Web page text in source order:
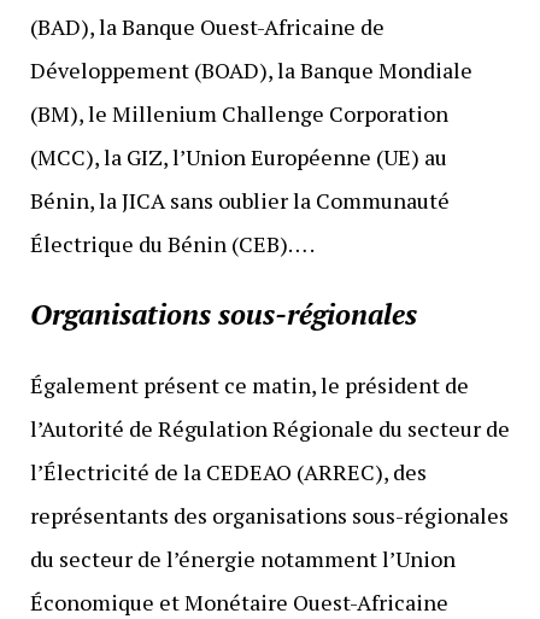
(BAD), la Banque Ouest-Africaine de
Développement (BOAD), la Banque Mondiale
(BM), le Millenium Challenge Corporation
(MCC), la GIZ, l’Union Européenne (UE) au
Bénin, la JICA sans oublier la Communauté
Électrique du Bénin (CEB)… .
Organisations sous-régionales
Également présent ce matin, le président de
l’Autorité de Régulation Régionale du secteur de
l’Électricité de la CEDEAO (ARREC), des
représentants des organisations sous-régionales
du secteur de l’énergie notamment l’Union
Économique et Monétaire Ouest-Africaine